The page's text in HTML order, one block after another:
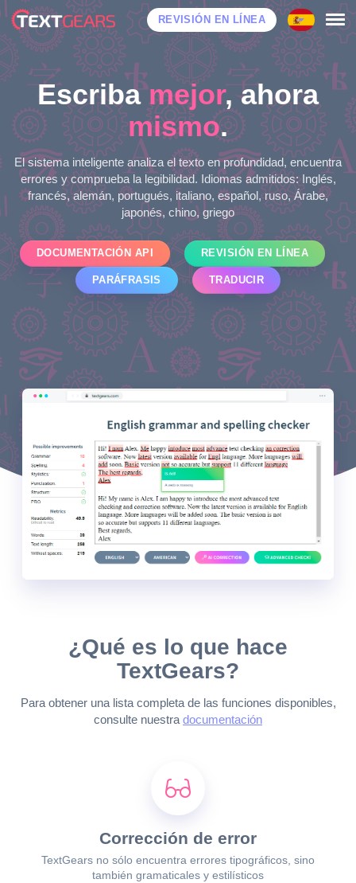
REVISIÓN EN LÍNEA
Escribamejor, ahora
mismo.
El sistema inteligente analiza el texto en profundidad, encuentra
errores y comprueba la legibilidad. Idiomas admitidos: Inglés,
francés, alemán, portugués, italiano, español, ruso, Árabe,
japonés, chino, griego
DOCUMENTACIÓN API REVISIÓN EN LÍNEA
PARÁFRASIS TRADUCIR
¿Qué es lo que hace
TextGears?
Para obtener una lista completa de las funciones disponibles,
consulte nuestra documentación
Corrección de error
TextGears no sólo encuentra errores tipográficos, sino
también gramaticales y estilísticos